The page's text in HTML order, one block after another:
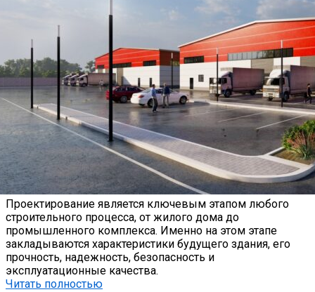
Проектирование является ключевым этапом любого
строительного процесса, от жилого дома до
промышленного комплекса. Именно на этом этапе
закладываются характеристики будущего здания, его
прочность, надежность, безопасность и
эксплуатационные качества.
Читать полностью